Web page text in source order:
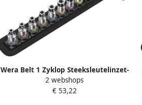
Wera Belt 1 Zyklop Steeksleutelinzet-
set met vasthoudfunctie met 1 4" -
aandrijving 10 -delig 1 stuk(s)
2 webshops
€ 53,22